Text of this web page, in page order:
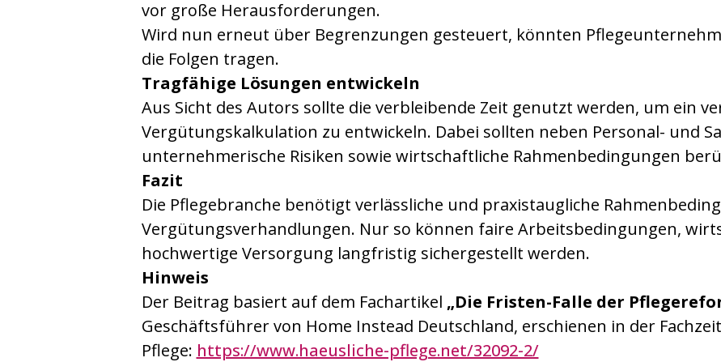
vor große Herausforderungen.
Wird nun erneut über Begrenzungen gesteuert, könnten
die Folgen tragen.
Tragfähige Lösungen entwickeln
Aus Sicht des Autors sollte die verbleibende Zeit genutzt werden, um ein
Vergütungskalkulation zu entwickeln. Dabei sollten neben Personal- und
unternehmerische Risiken sowie wirtschaftliche Rahmenbedingungen
Fazit
Die Pflegebranche benötigt verlässliche und praxistaugliche
Vergütungsverhandlungen. Nur so können faire Arbeitsbedingungen,
hochwertige Versorgung langfristig sichergestellt werden.
Hinweis
Der Beitrag basiert auf dem Fachartikel „Die Fristen-Falle der
Geschäftsführer von Home Instead Deutschland, erschienen in der
Pflege: https://www.haeusliche-pflege.net/32092-2/